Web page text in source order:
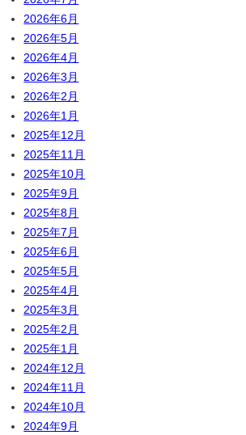
2026年6月
2026年5月
2026年4月
2026年3月
2026年2月
2026年1月
2025年12月
2025年11月
2025年10月
2025年9月
2025年8月
2025年7月
2025年6月
2025年5月
2025年4月
2025年3月
2025年2月
2025年1月
2024年12月
2024年11月
2024年10月
2024年9月